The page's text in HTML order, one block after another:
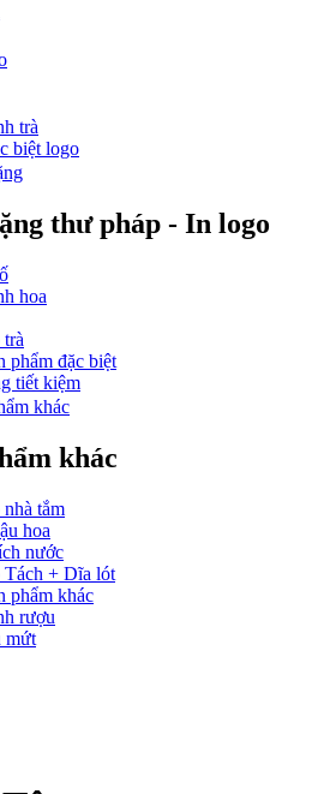
trà
biệt logo
thư pháp - In logo
hoa
phẩm đặc biệt
tiết kiệm
khác
khác
tắm
hoa
nước
Tách + Dĩa lót
phẩm khác
rượu
mứt